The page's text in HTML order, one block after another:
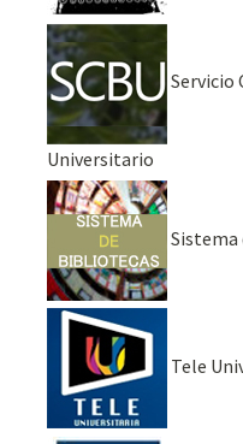
Servicio
Universitario
Sistema
Tele